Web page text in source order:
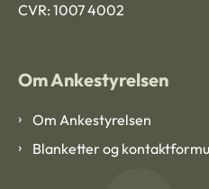
CVR: 1007 4002
Om Ankestyrelsen
Om Ankestyrelsen
Blanketter og